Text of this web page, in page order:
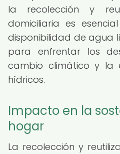
la recolección y
domiciliaria es
disponibilidad de agua
para enfrentar los
cambio climático y la
hídricos.
Impacto en la
hogar
La recolección y